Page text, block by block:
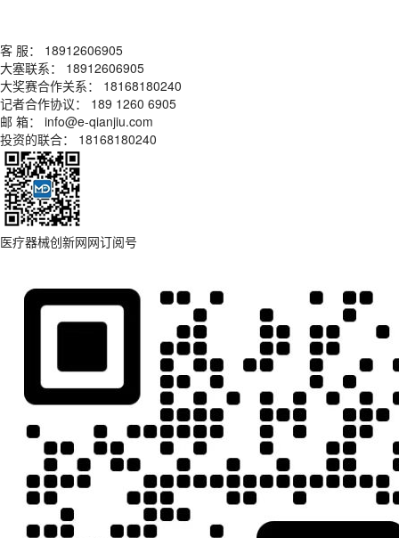
客 服： 18912606905
大塞联系： 18912606905
大奖赛合作关系： 18168180240
记者合作协议： 189 1260 6905
邮 箱： info@e-qianjiu.com
投资的联合： 18168180240
医疗器械创新网网订阅号